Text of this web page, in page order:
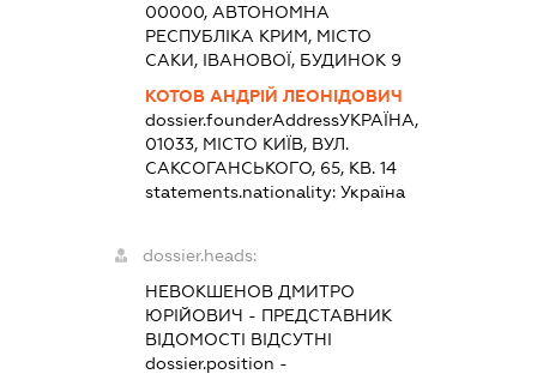
00000, АВТОНОМНА
РЕСПУБЛІКА КРИМ, МІСТО
САКИ, ІВАНОВОЇ, БУДИНОК 9
КОТОВ АНДРІЙ ЛЕОНІДОВИЧ
dossier.founderAddressУКРАЇНА,
01033, МІСТО КИЇВ, ВУЛ.
САКСОГАНСЬКОГО, 65, КВ. 14
statements.nationality: Україна
dossier.heads:
НЕВОКШЕНОВ ДМИТРО
ЮРІЙОВИЧ - ПРЕДСТАВНИК
ВІДОМОСТІ ВІДСУТНІ
dossier.position -